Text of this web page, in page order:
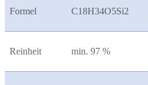
Formel C18H34O5Si2
Reinheit min. 97 %